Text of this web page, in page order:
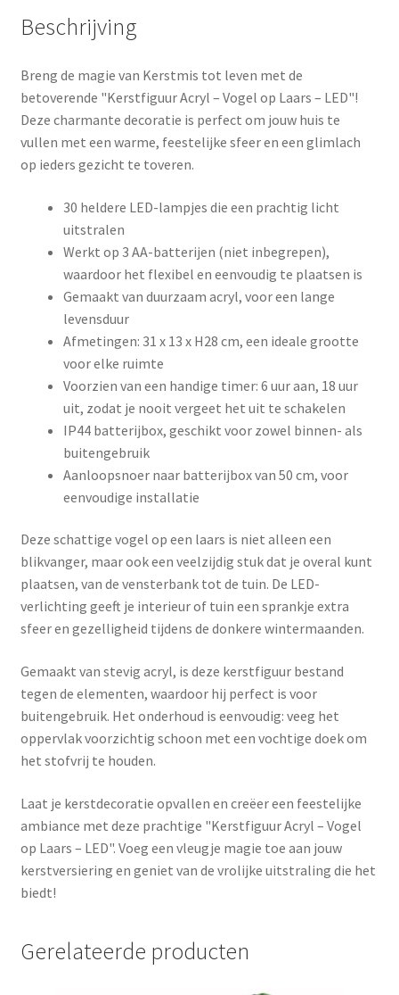
Beschrijving
Breng de magie van Kerstmis tot leven met de
betoverende "Kerstfiguur Acryl – Vogel op Laars – LED"!
Deze charmante decoratie is perfect om jouw huis te
vullen met een warme, feestelijke sfeer en een glimlach
op ieders gezicht te toveren.
30 heldere LED-lampjes die een prachtig licht
uitstralen
Werkt op 3 AA-batterijen (niet inbegrepen),
waardoor het flexibel en eenvoudig te plaatsen is
Gemaakt van duurzaam acryl, voor een lange
levensduur
Afmetingen: 31 x 13 x H28 cm, een ideale grootte
voor elke ruimte
Voorzien van een handige timer: 6 uur aan, 18 uur
uit, zodat je nooit vergeet het uit te schakelen
IP44 batterijbox, geschikt voor zowel binnen- als
buitengebruik
Aanloopsnoer naar batterijbox van 50 cm, voor
eenvoudige installatie
Deze schattige vogel op een laars is niet alleen een
blikvanger, maar ook een veelzijdig stuk dat je overal kunt
plaatsen, van de vensterbank tot de tuin. De LED-
verlichting geeft je interieur of tuin een sprankje extra
sfeer en gezelligheid tijdens de donkere wintermaanden.
Gemaakt van stevig acryl, is deze kerstfiguur bestand
tegen de elementen, waardoor hij perfect is voor
buitengebruik. Het onderhoud is eenvoudig: veeg het
oppervlak voorzichtig schoon met een vochtige doek om
het stofvrij te houden.
Laat je kerstdecoratie opvallen en creëer een feestelijke
ambiance met deze prachtige "Kerstfiguur Acryl – Vogel
op Laars – LED". Voeg een vleugje magie toe aan jouw
kerstversiering en geniet van de vrolijke uitstraling die het
biedt!
Gerelateerde producten